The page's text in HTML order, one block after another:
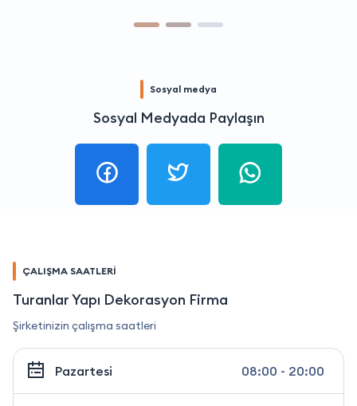
Sosyal medya
Sosyal Medyada Paylaşın
ÇALIŞMA SAATLERİ
Turanlar Yapı Dekorasyon Firma
Şirketinizin çalışma saatleri
Pazartesi 08:00 - 20:00